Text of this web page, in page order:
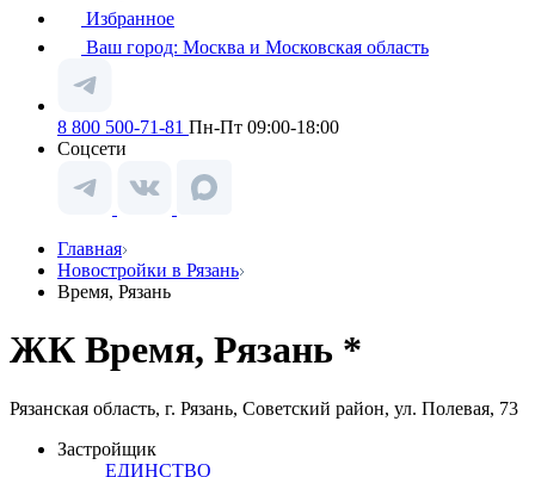
Избранное
Ваш город: Москва и Московская область
8 800 500-71-81 Пн-Пт 09:00-18:00
Соцсети
Главная
Новостройки в Рязань
Время, Рязань
ЖК Время, Рязань *
Рязанская область, г. Рязань, Советский район, ул. Полевая, 73
Застройщик
ЕДИНСТВО